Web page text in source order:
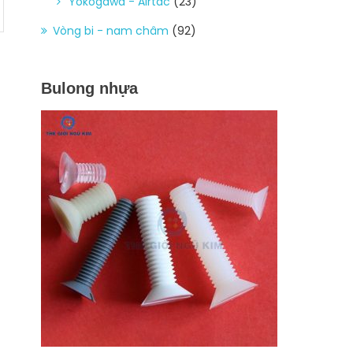
Vòng bi - nam châm (92)
Bulong nhựa